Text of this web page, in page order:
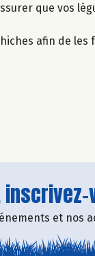
que vos
afin de
et nos